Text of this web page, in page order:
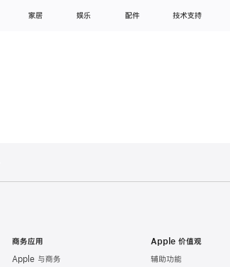
家居 娱乐 配件 技术支持
商务应用
Apple 与商务
Apple 价值观
辅助功能